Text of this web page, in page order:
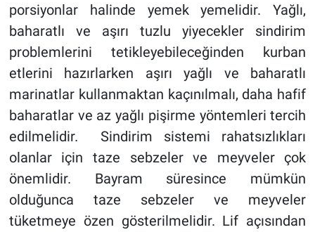
porsiyonlar halinde yemek yemelidir. Yağlı,
baharatlı ve aşırı tuzlu yiyecekler sindirim
problemlerini tetikleyebileceğinden kurban
etlerini hazırlarken aşırı yağlı ve baharatlı
marinatlar kullanmaktan kaçınılmalı, daha hafif
baharatlar ve az yağlı pişirme yöntemleri tercih
edilmelidir. Sindirim sistemi rahatsızlıkları
olanlar için taze sebzeler ve meyveler çok
önemlidir. Bayram süresince mümkün
olduğunca taze sebzeler ve meyveler
tüketmeye özen gösterilmelidir. Lif açısından